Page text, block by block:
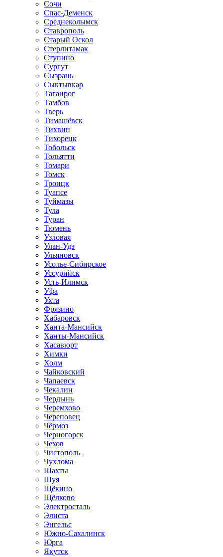
Сочи
Спас-Деменск
Среднеколымск
Ставрополь
Старый Оскол
Стерлитамак
Ступино
Сургут
Сызрань
Сыктывкар
Таганрог
Тамбов
Тверь
Тимашёвск
Тихвин
Тихорецк
Тобольск
Тольятти
Томари
Томск
Троицк
Туапсе
Туймазы
Тула
Туран
Тюмень
Узловая
Улан-Удэ
Ульяновск
Усолье-Сибирское
Уссурийск
Усть-Илимск
Уфа
Ухта
Фрязино
Хабаровск
Ханта-Мансийск
Ханты-Мансийск
Хасавюрт
Химки
Холм
Чайковский
Чапаевск
Чекалин
Чердынь
Черемхово
Череповец
Чёрмоз
Черногорск
Чехов
Чистополь
Чухлома
Шахты
Шуя
Щёкино
Щёлково
Электросталь
Элиста
Энгельс
Южно-Сахалинск
Юрга
Якутск